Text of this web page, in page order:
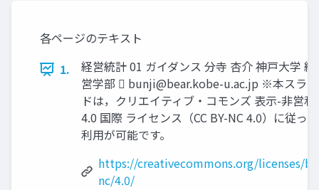
各ページのテキスト
1.
経営統計 01 ガイダンス 分寺 杏介 神戸大学 経
営学部  bunji@bear.kobe-u.ac.jp ※本スライ
ドは，クリエイティブ・コモンズ 表示-非営利
4.0 国際 ライセンス（CC BY-NC 4.0）に従って
利用が可能です。
https://creativecommons.org/licenses/
nc/4.0/